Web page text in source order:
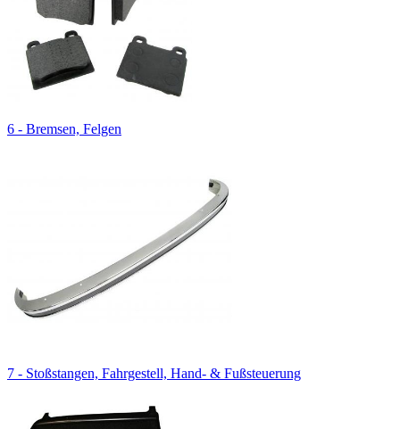
6 - Bremsen, Felgen
7 - Stoßstangen, Fahrgestell, Hand- & Fußsteuerung